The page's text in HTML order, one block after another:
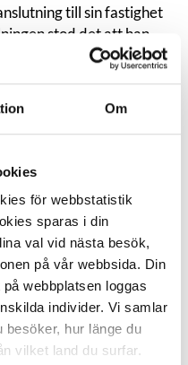
Om
för webbstatistik
sparas i din
val vid nästa besök,
på vår webbsida. Din
webbplatsen loggas
individer. Vi samlar
besöker, hur länge du
vilket land du surfar.
till sin fastighet
stod det att han
skulle utföras,
den kanal där
av den egna
kravet och menade att
grävningen på sin
att det förhållande
grävningen inte
prisavdrag eftersom
har kommit överens
inte har
hade slutit en
avtalade priset sänkt på